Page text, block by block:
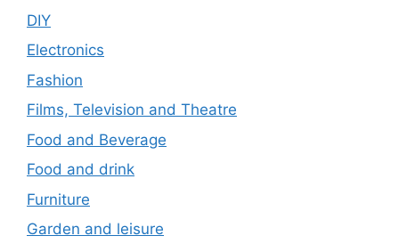
DIY
Electronics
Fashion
Films, Television and Theatre
Food and Beverage
Food and drink
Furniture
Garden and leisure